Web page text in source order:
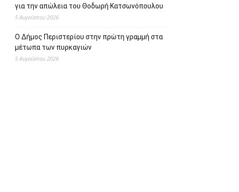
για την απώλεια του Θοδωρή Κατσωνόπουλου
5 Αυγούστου 2026
Ο Δήμος Περιστερίου στην πρώτη γραμμή στα
μέτωπα των πυρκαγιών
5 Αυγούστου 2026